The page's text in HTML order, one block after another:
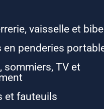
vaisselle et
penderies
sommiers, TV et
et fauteuils